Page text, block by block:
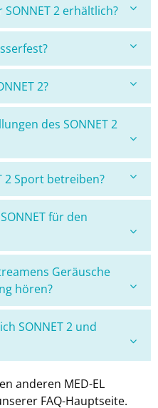
2 erhältlich?
2?
des SONNET 2
2 Sport betreiben?
für den
Geräusche
hören?
SONNET 2 und
anderen MED-EL
FAQ-Hauptseite.